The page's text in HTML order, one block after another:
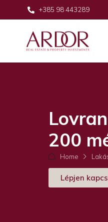
+385 98 443289
200
Home
Lépjen